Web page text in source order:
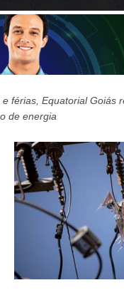
férias, Equatorial Goiás
de energia